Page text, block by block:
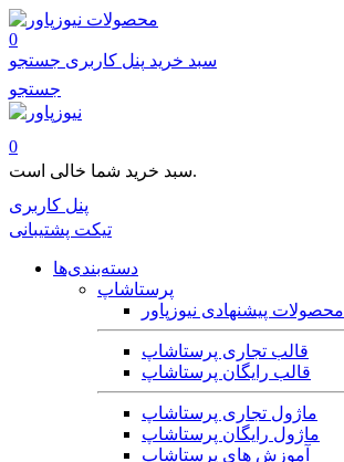
محصولات
0
سبد خرید پنل کاربری جستجو
جستجو
0
سبد خرید شما خالی است.
پنل کاربری
تیکت پشتیبانی
دسته‌بندی‌ها
پرستاشاپ
محصولات پیشنهادی نیوزپاور
قالب تجاری پرستاشاپ
قالب رایگان پرستاشاپ
ماژول تجاری پرستاشاپ
ماژول رایگان پرستاشاپ
آموزش های پرستاشاپ